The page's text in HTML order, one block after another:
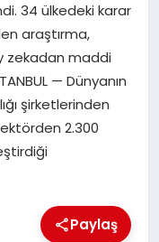
34 ülkedeki karar
araştırma,
zekadan maddi
— Dünyanın
şirketlerinden
2.300
Paylaş